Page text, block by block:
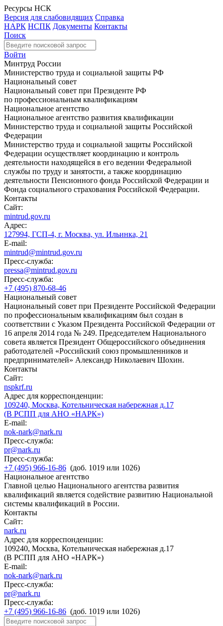
Ресурсы НСК
Версия для слабовидящих Справка
НАРК НСПК Документы Контакты
Поиск
Войти
Минтруд России
Министерство труда и социальной защиты РФ
Национальный совет
Национальный совет при Президенте РФ
по профессиональным квалификациям
Национальное агентство
Национальное агентство развития квалификации
Министерство труда и социальной защиты Российской
Федерации
Министерство труда и социальной защиты Российской
Федерации осуществляет координацию и контроль
деятельности находящейся в его ведении Федеральной
службы по труду и занятости, а также координацию
деятельности Пенсионного фонда Российской Федерации и
Фонда социального страхования Российской Федерации.
Контакты
Сайт:
mintrud.gov.ru
Адрес:
127994, ГСП-4, г. Москва, ул. Ильинка, 21
E-mail:
mintrud@mintrud.gov.ru
Пресс-служба:
pressa@mintrud.gov.ru
Пресс-служба:
+7 (495) 870-68-46
Национальный совет
Национальный совет при Президенте Российской Федерации
по профессиональным квалификациям был создан в
соответствии с Указом Президента Российской Федерации от
16 апреля 2014 года № 249. Председателем Национального
совета является Президент Общероссийского объединения
работодателей «Российский союз промышленников и
предпринимателей» Александр Николаевич Шохин.
Контакты
Сайт:
nspkrf.ru
Адрес для корреспонденции:
109240, Москва, Котельническая набережная д.17
(В РСПП для АНО «НАРК»)
E-mail:
nok-nark@nark.ru
Пресс-служба:
pr@nark.ru
Пресс-служба:
+7 (495) 966-16-86 (доб. 1019 или 1026)
Национальное агентство
Главной целью Национального агентства развития
квалификаций является содействие развитию Национальной
системы квалификаций в России.
Контакты
Сайт:
nark.ru
Адрес для корреспонденции:
109240, Москва, Котельническая набережная д.17
(В РСПП для АНО «НАРК»)
E-mail:
nok-nark@nark.ru
Пресс-служба:
pr@nark.ru
Пресс-служба:
+7 (495) 966-16-86 (доб. 1019 или 1026)